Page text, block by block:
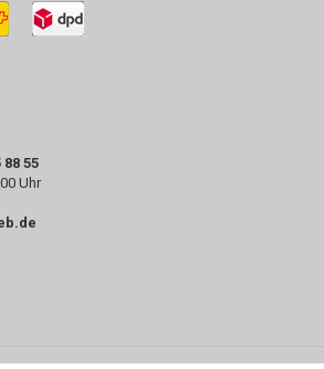
55
Uhr